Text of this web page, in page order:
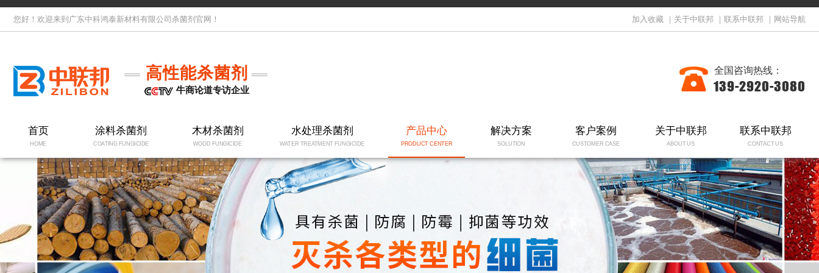
您好！欢迎来到广东中科鸿泰新材料有限公司杀菌剂官网！ 加入收藏 关于中联邦 联系中联邦 网站导航
高性能杀菌剂
牛商论道专访企业
全国咨询热线：
139-2920-3080
首页
HOME
涂料杀菌剂
COATING FUNGICIDE
木材杀菌剂
WOOD FUNGICIDE
水处理杀菌剂
WATER TREATMENT FUNGICIDE
产品中心
PRODUCT CENTER
解决方案
SOLUTION
客户案例
CUSTOMER CASE
关于中联邦
ABOUT US
联系中联邦
CONTACT US